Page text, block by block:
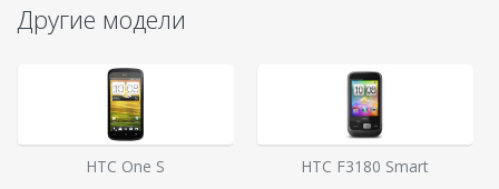
Другие модели
HTC One S HTC F3180 Smart